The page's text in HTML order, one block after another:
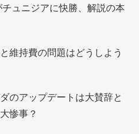
ュニジアに快勝、解説の本
維持費の問題はどうしよう
のアップデートは大賛辞と
惨事？